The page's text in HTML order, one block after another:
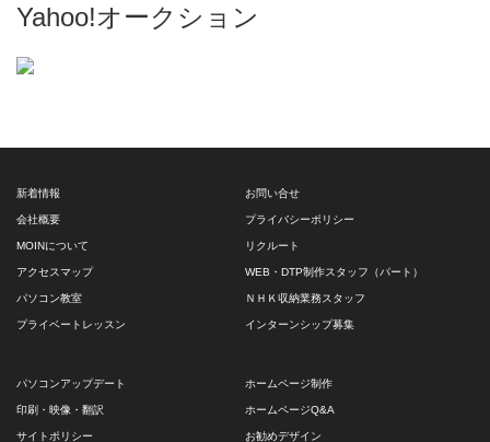
Yahoo!オークション
新着情報
会社概要
MOINについて
アクセスマップ
パソコン教室
プライベートレッスン
お問い合せ
プライバシーポリシー
リクルート
WEB・DTP制作スタッフ（パート）
ＮＨＫ収納業務スタッフ
インターンシップ募集
パソコンアップデート
印刷・映像・翻訳
サイトポリシー
ホームページ制作
ホームページQ&A
お勧めデザイン